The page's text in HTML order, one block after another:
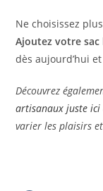
Ne choisissez
Ajoutez votre
dès aujourd’hui
Découvrez
artisanaux juste ici
varier les plaisirs